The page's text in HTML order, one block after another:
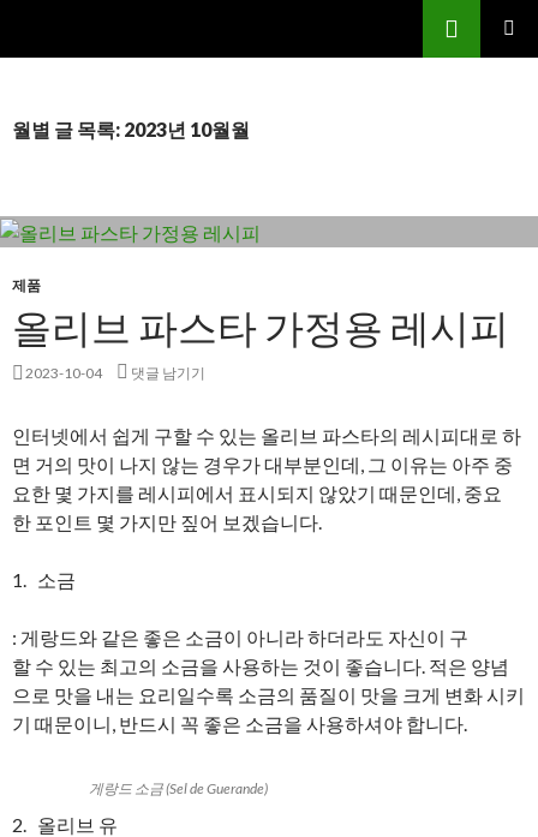
로
기
월별 글 목록: 2023년 10월월
제품
올리브 파스타 가정용 레시피
2023-10-04 댓글 남기기
인터넷에서 쉽게 구할 수 있는 올리브 파스타의 레시피대로 하
면 거의 맛이 나지 않는 경우가 대부분인데, 그 이유는 아주 중
요한 몇 가지를 레시피에서 표시되지 않았기 때문인데, 중요
한 포인트 몇 가지만 짚어 보겠습니다.
1. 소금
: 게랑드와 같은 좋은 소금이 아니라 하더라도 자신이 구
할 수 있는 최고의 소금을 사용하는 것이 좋습니다. 적은 양념
으로 맛을 내는 요리일수록 소금의 품질이 맛을 크게 변화 시키
기 때문이니, 반드시 꼭 좋은 소금을 사용하셔야 합니다.
게랑드 소금 (Sel de Guerande)
2. 올리브 유